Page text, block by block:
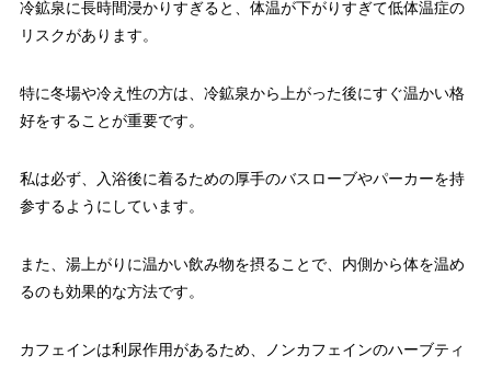
冷鉱泉に長時間浸かりすぎると、体温が下がりすぎて低体温症の
リスクがあります。
特に冬場や冷え性の方は、冷鉱泉から上がった後にすぐ温かい格
好をすることが重要です。
私は必ず、入浴後に着るための厚手のバスローブやパーカーを持
参するようにしています。
また、湯上がりに温かい飲み物を摂ることで、内側から体を温め
るのも効果的な方法です。
カフェインは利尿作用があるため、ノンカフェインのハーブティ